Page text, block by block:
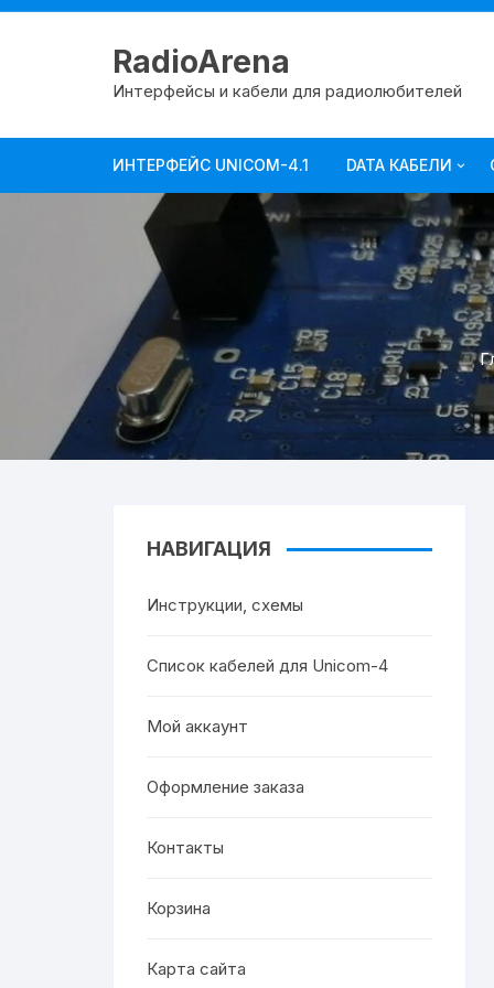
RadioArena
Интерфейсы и кабели для радиолюбителей
ИНТЕРФЕЙС UNICOM-4.1 DATA КАБЕЛИ
ICOM
KENWOOD
Прочие
НАВИГАЦИЯ
Инструкции, схемы
Список кабелей для Unicom-4
Мой аккаунт
Оформление заказа
Контакты
Корзина
Карта сайта